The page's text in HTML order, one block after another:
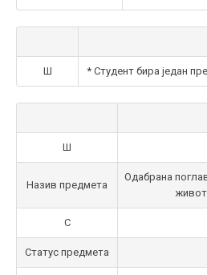
Ш * Студент бира један
Ш
Назив предмета
Одабрана
С
Статус предмета